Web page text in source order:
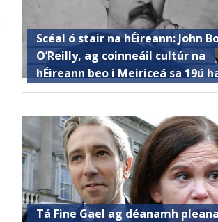
Scéal ó stair na hÉireann: John
O’Reilly, ag coinneáil cultúr na
hÉireann beo i Meiriceá sa 19ú
Tá Fine Gael ag déanamh